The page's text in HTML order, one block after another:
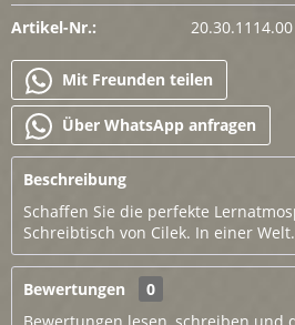
Artikel-Nr.: 20.30.1114.00
Mit Freunden teilen
Über WhatsApp anfragen
Beschreibung
Schaffen Sie die perfekte
Schreibtisch von Cilek. In einer
Bewertungen
0